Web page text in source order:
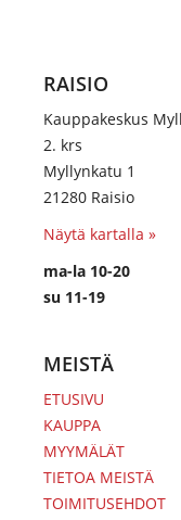
RAISIO
Kauppakeskus
2. krs
Myllynkatu 1
21280 Raisio
Näytä kartalla »
ma-la 10-20
su 11-19
MEISTÄ
ETUSIVU
KAUPPA
MYYMÄLÄT
TIETOA MEISTÄ
TOIMITUSEHDOT